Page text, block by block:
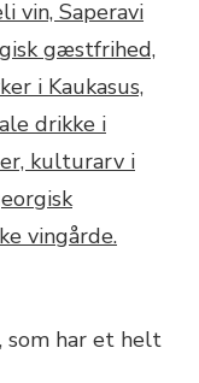
som har et helt